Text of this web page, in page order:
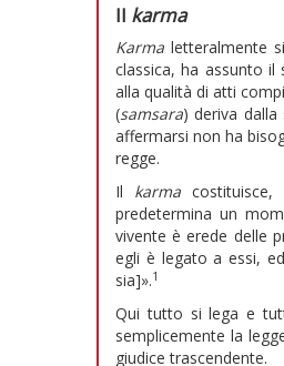
Il karma
Karma letteralmente
classica, ha assunto il
alla qualità di atti
(samsara) deriva
affermarsi non ha
regge.
Il karma
predetermina un
vivente è erede delle
egli è legato a essi,
sia]».1
Qui tutto si lega e
semplicemente la
giudice trascendente.